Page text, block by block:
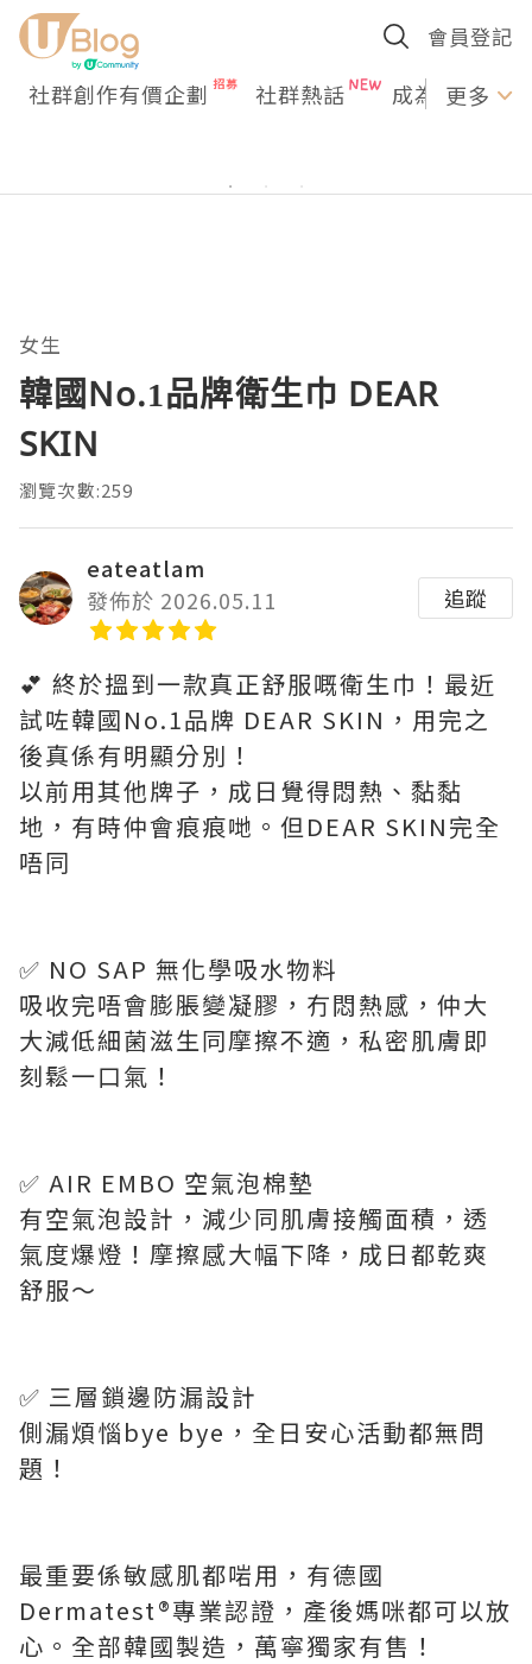
會員登記
社群創作有價企劃 社群熱話 成為U更多
女生
韓國No.1品牌衛生巾 DEAR
SKIN
瀏覽次數:259
eateatlam
發佈於 2026.05.11
追蹤
💕 終於搵到一款真正舒服嘅衛生巾！最近
試咗韓國No.1品牌 DEAR SKIN，用完之
後真係有明顯分別！
以前用其他牌子，成日覺得悶熱、黏黏
地，有時仲會痕痕哋。但DEAR SKIN完全
唔同
✅ NO SAP 無化學吸水物料
吸收完唔會膨脹變凝膠，冇悶熱感，仲大
大減低細菌滋生同摩擦不適，私密肌膚即
刻鬆一口氣！
✅ AIR EMBO 空氣泡棉墊
有空氣泡設計，減少同肌膚接觸面積，透
氣度爆燈！摩擦感大幅下降，成日都乾爽
舒服～
✅ 三層鎖邊防漏設計
側漏煩惱bye bye，全日安心活動都無問
題！
最重要係敏感肌都啱用，有德國
Dermatest®專業認證，產後媽咪都可以放
心。全部韓國製造，萬寧獨家有售！